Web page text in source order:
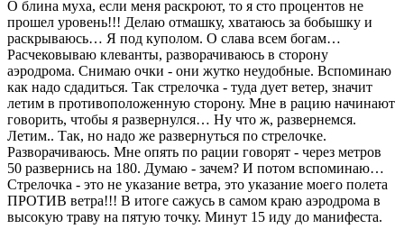
О блина муха, если меня раскроют, то я сто процентов не
прошел уровень!!! Делаю отмашку, хватаюсь за бобышку и
раскрываюсь… Я под куполом. О слава всем богам…
Расчековываю клеванты, разворачиваюсь в сторону
аэродрома. Снимаю очки - они жутко неудобные. Вспоминаю
как надо сдадиться. Так стрелочка - туда дует ветер, значит
летим в противоположенную сторону. Мне в рацию начинают
говорить, чтобы я развернулся… Ну что ж, развернемся.
Летим.. Так, но надо же развернуться по стрелочке.
Разворачиваюсь. Мне опять по рации говорят - через метров
50 развернись на 180. Думаю - зачем? И потом вспоминаю…
Стрелочка - это не указание ветра, это указание моего полета
ПРОТИВ ветра!!! В итоге сажусь в самом краю аэродрома в
высокую траву на пятую точку. Минут 15 иду до манифеста.